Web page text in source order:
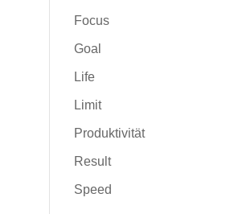
Focus
Goal
Life
Limit
Produktivität
Result
Speed